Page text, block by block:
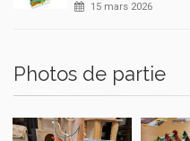
15 mars 2026
Photos de partie